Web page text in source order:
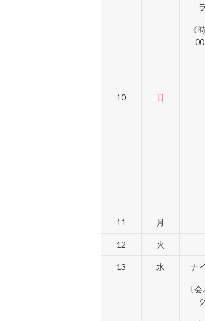
〔
10 日
11 月
12 火
13 水 ナ
〔